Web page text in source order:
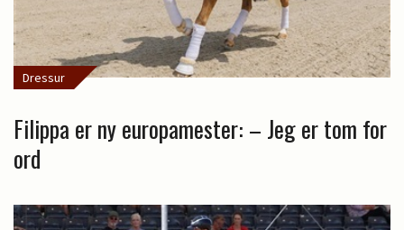
Dressur
Filippa er ny europamester: – Jeg er tom for
ord